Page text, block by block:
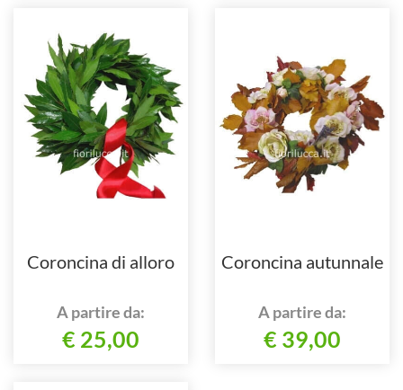
Coroncina di alloro
A partire da:
€ 25,00
Coroncina autunnale
A partire da:
€ 39,00